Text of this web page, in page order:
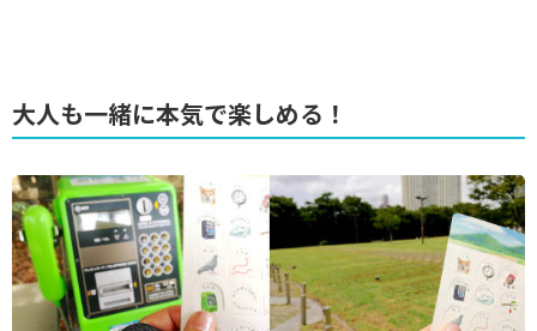
大人も一緒に本気で楽しめる！